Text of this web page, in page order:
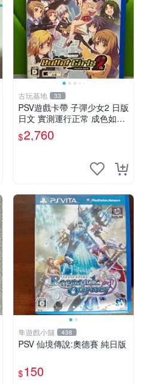
古玩基地 33
PSV遊戲卡帶 子彈少女2 日版
日文 實測運行正常 成色如圖
售時不退 子彈少女 PSV 游戲
$2,760
隼遊戲小舖 438
PSV 仙境傳說:奧德賽 純日版
$150